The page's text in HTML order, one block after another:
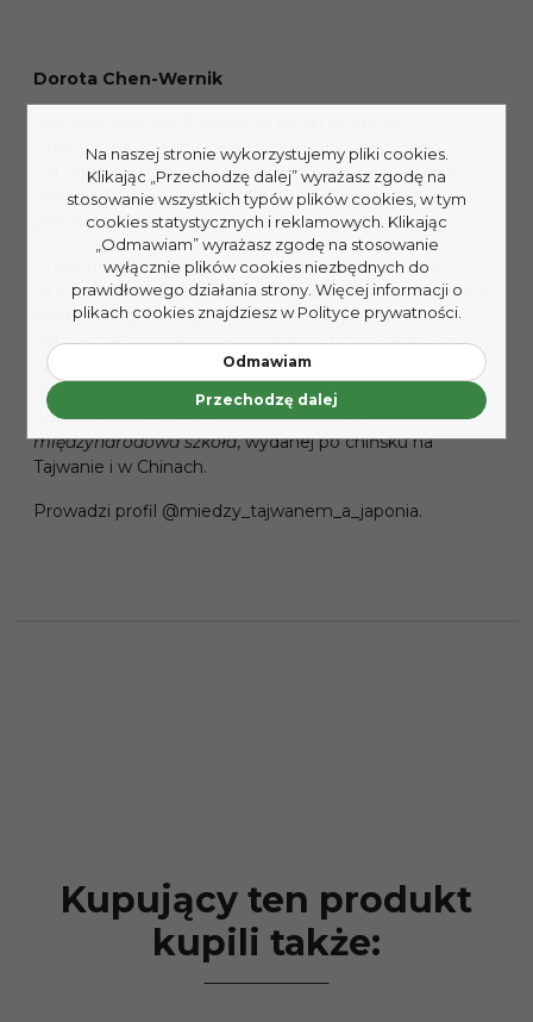
Dorota Chen-Wernik
Orientalistycznego Uniwersytetu Warszawskiego.
Od 1996 roku mieszka poza Polską, najpierw w USA i
Wielkiej Brytanii, a od 2002 roku na Tajwanie. Zimy
jednak od wielu lat spędza w zaśnieżonej Japonii.
Przez ponad 10 lat pracowała jako konsultantka w
Biurze Edukacji Urzędu Miasta Tajpej. Jest tłumaczką z
języków angielskiego i chińskiego. Prywatnie jest
miłośniczką współczesnej literatury tajwańskiej, żoną
Tajwańczyka i mamą trójki wielojęzycznych dzieci:
dorosłych już Zosi i Jasia oraz młodszej Ani. Jest
współautorką książki pt.Moja rodzina to
międzynarodowa szkoła, wydanej po chińsku na
Tajwanie i w Chinach.
Prowadzi profil @miedzy_tajwanem_a_japonia.
Kupujący ten produkt
kupili także:
Na naszej stronie wykorzystujemy pliki cookies.
Klikając „Przechodzę dalej” wyrażasz zgodę na
stosowanie wszystkich typów plików cookies, w tym
cookies statystycznych i reklamowych. Klikając
„Odmawiam” wyrażasz zgodę na stosowanie
wyłącznie plików cookies niezbędnych do
prawidłowego działania strony. Więcej informacji o
plikach cookies znajdziesz w Polityce prywatności.
Odmawiam
Przechodzę dalej